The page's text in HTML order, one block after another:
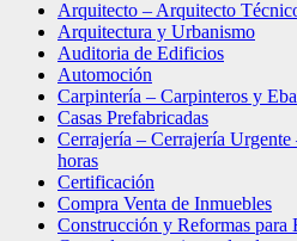
Arquitecto – Arquitecto
Arquitectura y Urbanismo
Auditoria de Edificios
Automoción
Carpintería – Carpinteros y
Casas Prefabricadas
Cerrajería – Cerrajería
horas
Certificación
Compra Venta de Inmuebles
Construcción y Reformas para